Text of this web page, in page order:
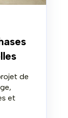
de
et